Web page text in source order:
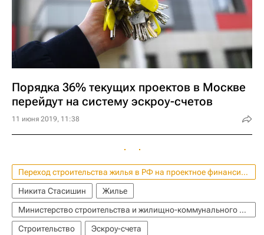
Порядка 36% текущих проектов в Москве
перейдут на систему эскроу-счетов
11 июня 2019, 11:38
Переход строительства жилья в РФ на проектное финансирование
Никита Стасишин
Жилье
Министерство строительства и жилищно-коммунального хозяйства РФ (Минстрой России)
Строительство
Эскроу-счета